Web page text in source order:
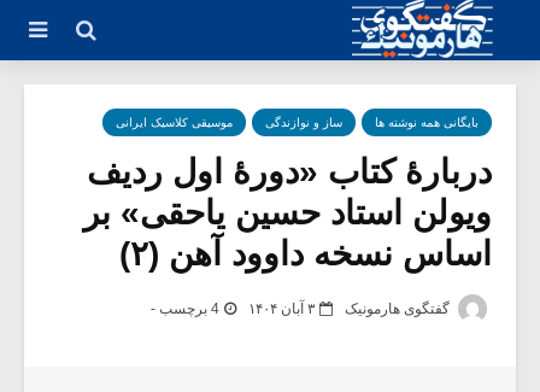
بایگانی همه نوشته ها ساز و نوازندگی موسیقی کلاسیک ایرانی
دربارۀ کتاب «دورۀ اول ردیف
ویولن استاد حسین یاحقی» بر
اساس نسخه داوود آهن (۲)
گفتگوی هارمونیک ۳ آبان ۱۴۰۴ 4 برچسب -